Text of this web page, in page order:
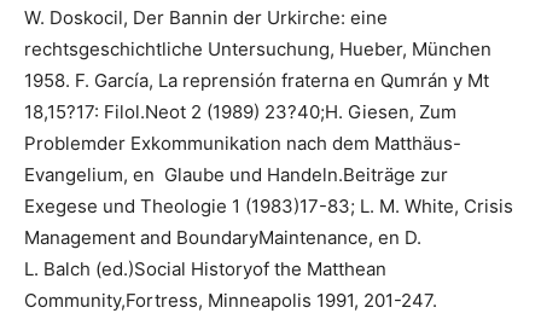
W. Doskocil, Der Bannin der Urkirche: eine
rechtsgeschichtliche Untersuchung, Hueber, München
1958. F. García, La reprensión fraterna en Qumrán y Mt
18,15?17: Filol.Neot 2 (1989) 23?40;H. Giesen, Zum
Problemder Exkommunikation nach dem Matthäus-
Evangelium, en Glaube und Handeln.Beiträge zur
Exegese und Theologie 1 (1983)17-83; L. M. White, Crisis
Management and BoundaryMaintenance, en D.
L. Balch (ed.)Social Historyof the Matthean
Community,Fortress, Minneapolis 1991, 201-247.